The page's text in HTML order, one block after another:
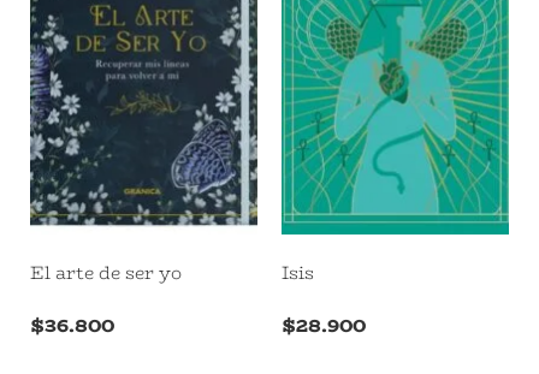
El arte de ser yo
$36.800
Isis
$28.900